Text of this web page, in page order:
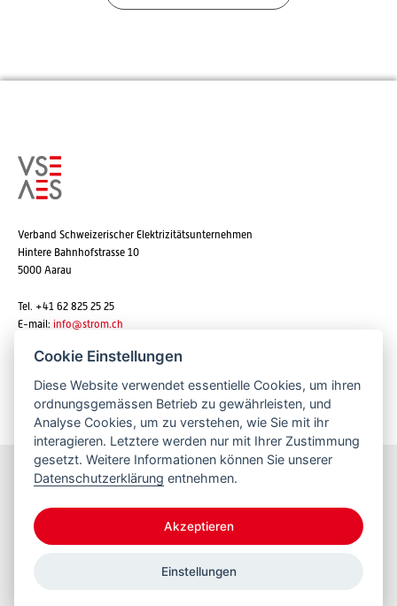
Verband Schweizerischer Elektrizitätsunternehmen
Hintere Bahnhofstrasse 10
5000 Aarau
Tel. +41 62 825 25 25
E-mail: info@strom.ch
Newsletter abonnieren
Bleiben Sie informiert
© 2026 VSE
Cookie Einstellungen
Diese Website verwendet essentielle Cookies, um ihren
ordnungsgemässen Betrieb zu gewährleisten, und
Analyse Cookies, um zu verstehen, wie Sie mit ihr
interagieren. Letztere werden nur mit Ihrer Zustimmung
gesetzt. Weitere Informationen können Sie unserer
Datenschutzerklärung entnehmen.
Akzeptieren
Einstellungen